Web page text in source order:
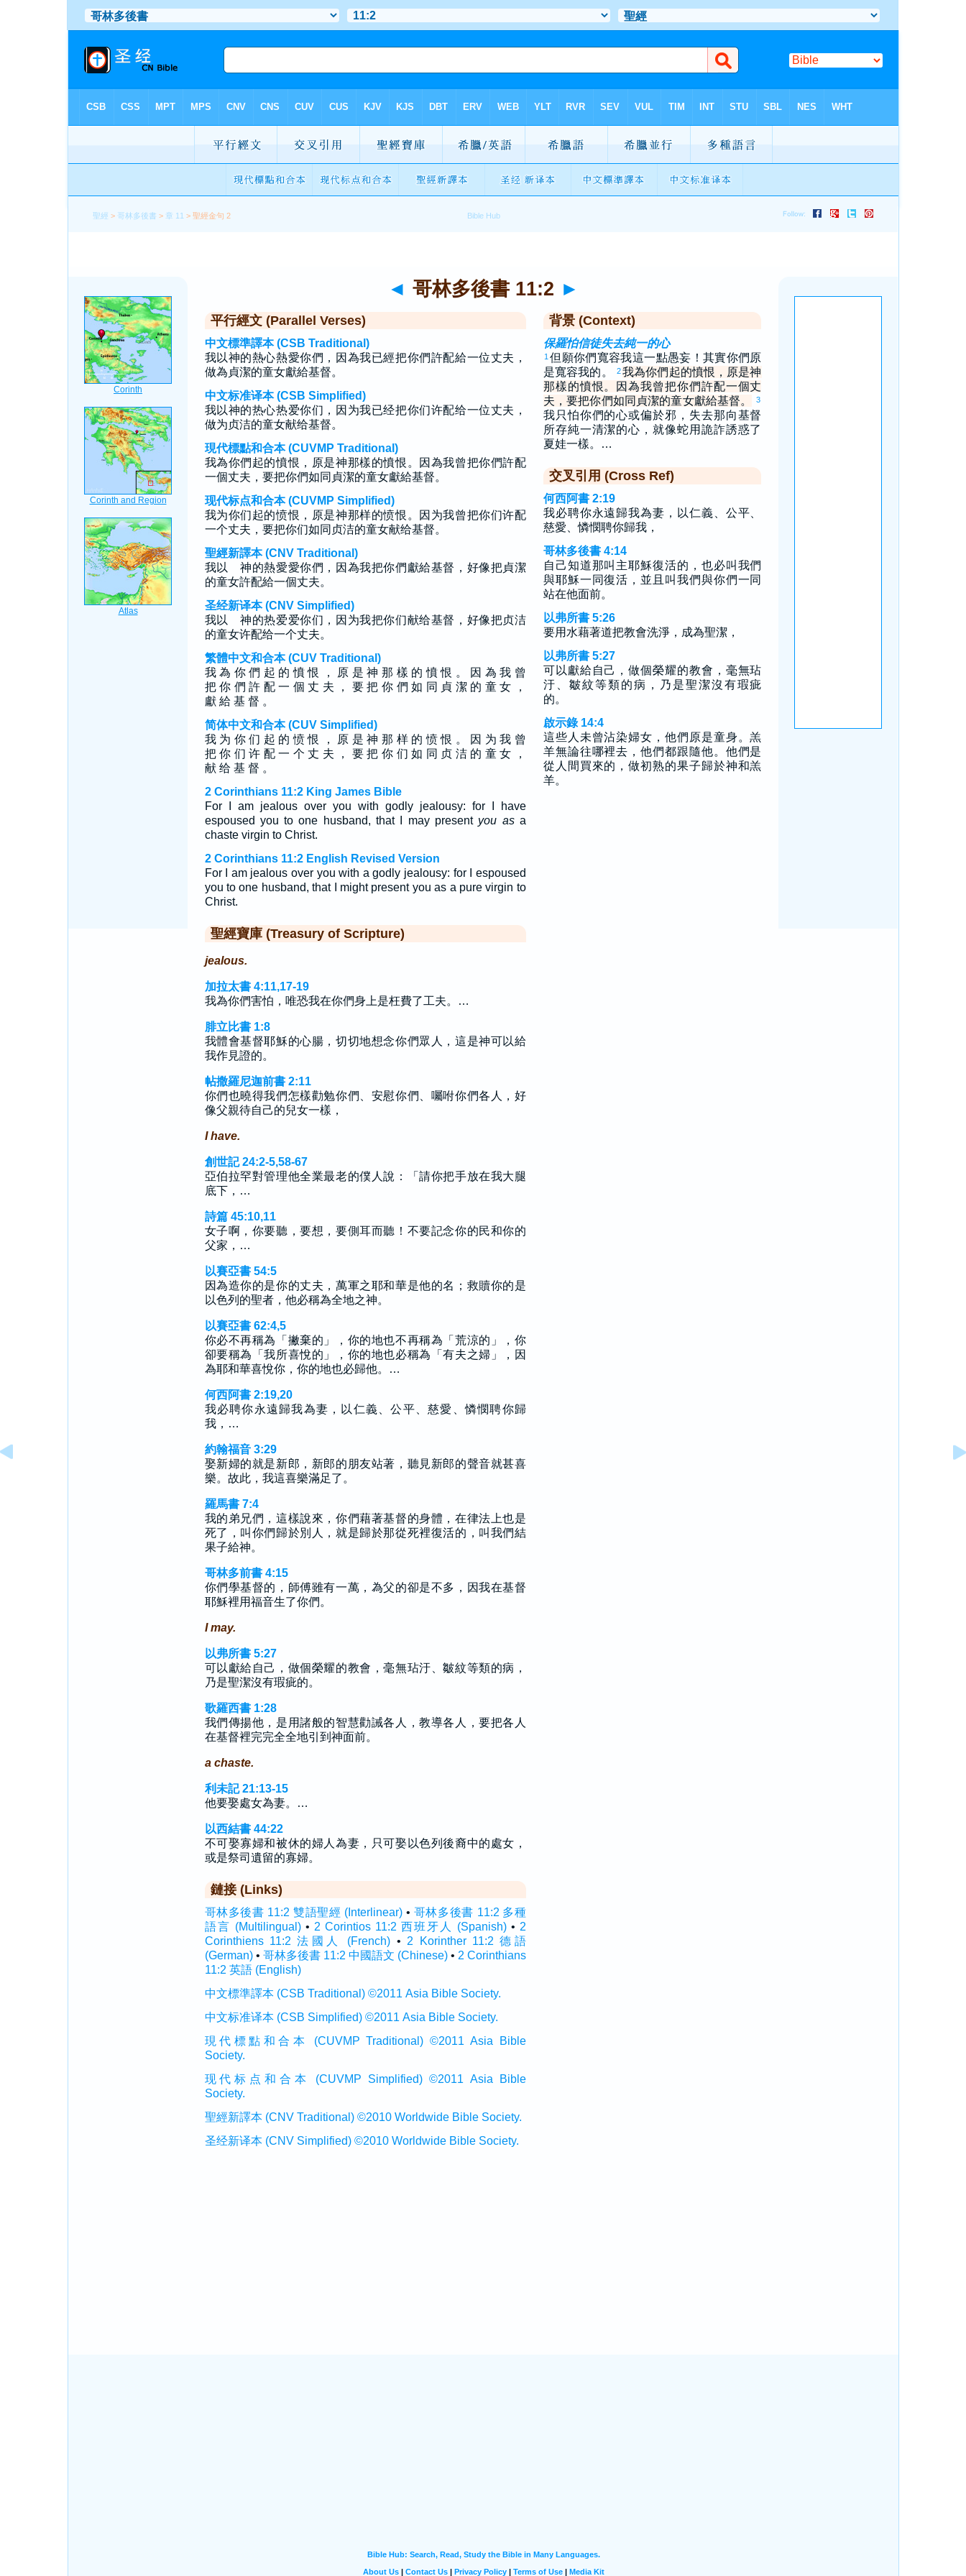
聖經 > 哥林多後書 > 章 11 > 聖經金句 2
◄ 哥林多後書 11:2 ►
平行經文 (Parallel Verses)
中文標準譯本 (CSB Traditional)
我以神的熱心熱愛你們，因為我已經把你們許配給一位丈夫，
做為貞潔的童女獻給基督。
中文标准译本 (CSB Simplified)
我以神的热心热爱你们，因为我已经把你们许配给一位丈夫，
做为贞洁的童女献给基督。
現代標點和合本 (CUVMP Traditional)
我為你們起的憤恨，原是神那樣的憤恨。因為我曾把你們許配
一個丈夫，要把你們如同貞潔的童女獻給基督。
现代标点和合本 (CUVMP Simplified)
我为你们起的愤恨，原是神那样的愤恨。因为我曾把你们许配
一个丈夫，要把你们如同贞洁的童女献给基督。
聖經新譯本 (CNV Traditional)
我以 神的熱愛愛你們，因為我把你們獻給基督，好像把貞潔
的童女許配給一個丈夫。
圣经新译本 (CNV Simplified)
我以 神的热爱爱你们，因为我把你们献给基督，好像把贞洁
的童女许配给一个丈夫。
繁體中文和合本 (CUV Traditional)
我 為 你 們 起 的 憤 恨 ， 原 是 神 那 樣 的 憤 恨 。 因 為 我 曾
把 你 們 許 配 一 個 丈 夫 ， 要 把 你 們 如 同 貞 潔 的 童 女 ，
獻 給 基 督 。
简体中文和合本 (CUV Simplified)
我 为 你 们 起 的 愤 恨 ， 原 是 神 那 样 的 愤 恨 。 因 为 我 曾
把 你 们 许 配 一 个 丈 夫 ， 要 把 你 们 如 同 贞 洁 的 童 女 ，
献 给 基 督 。
2 Corinthians 11:2 King James Bible
For I am jealous over you with godly jealousy: for I have
espoused you to one husband, that I may present you asa
chaste virgin to Christ.
2 Corinthians 11:2 English Revised Version
For I am jealous over you with a godly jealousy: for I espoused
you to one husband, that I might present you as a pure virgin to
Christ.
聖經寶庫 (Treasury of Scripture)
jealous.
加拉太書 4:11,17-19
我為你們害怕，唯恐我在你們身上是枉費了工夫。…
腓立比書 1:8
我體會基督耶穌的心腸，切切地想念你們眾人，這是神可以給
我作見證的。
帖撒羅尼迦前書 2:11
你們也曉得我們怎樣勸勉你們、安慰你們、囑咐你們各人，好
像父親待自己的兒女一樣，
I have.
創世記 24:2-5,58-67
亞伯拉罕對管理他全業最老的僕人說：「請你把手放在我大腿
底下，…
詩篇 45:10,11
女子啊，你要聽，要想，要側耳而聽！不要記念你的民和你的
父家，…
以賽亞書 54:5
因為造你的是你的丈夫，萬軍之耶和華是他的名；救贖你的是
以色列的聖者，他必稱為全地之神。
以賽亞書 62:4,5
你必不再稱為「撇棄的」，你的地也不再稱為「荒涼的」，你
卻要稱為「我所喜悅的」，你的地也必稱為「有夫之婦」，因
為耶和華喜悅你，你的地也必歸他。…
何西阿書 2:19,20
我必聘你永遠歸我為妻，以仁義、公平、慈愛、憐憫聘你歸
我，…
約翰福音 3:29
娶新婦的就是新郎，新郎的朋友站著，聽見新郎的聲音就甚喜
樂。故此，我這喜樂滿足了。
羅馬書 7:4
我的弟兄們，這樣說來，你們藉著基督的身體，在律法上也是
死了，叫你們歸於別人，就是歸於那從死裡復活的，叫我們結
果子給神。
哥林多前書 4:15
你們學基督的，師傅雖有一萬，為父的卻是不多，因我在基督
耶穌裡用福音生了你們。
I may.
以弗所書 5:27
可以獻給自己，做個榮耀的教會，毫無玷汙、皺紋等類的病，
乃是聖潔沒有瑕疵的。
歌羅西書 1:28
我們傳揚他，是用諸般的智慧勸誡各人，教導各人，要把各人
在基督裡完完全全地引到神面前。
a chaste.
利未記 21:13-15
他要娶處女為妻。…
以西結書 44:22
不可娶寡婦和被休的婦人為妻，只可娶以色列後裔中的處女，
或是祭司遺留的寡婦。
鏈接 (Links)
哥林多後書 11:2 雙語聖經 (Interlinear) • 哥林多後書 11:2 多種
語言 (Multilingual)• 2 Corintios 11:2 西班牙人 (Spanish)• 2
Corinthiens 11:2 法國人 (French) • 2 Korinther 11:2 德語
(German)• 哥林多後書 11:2 中國語文 (Chinese)• 2 Corinthians
11:2 英語 (English)
中文標準譯本 (CSB Traditional) ©2011 Asia Bible Society.
中文标准译本 (CSB Simplified) ©2011 Asia Bible Society.
現代標點和合本 (CUVMP Traditional) ©2011 Asia Bible
Society.
现代标点和合本 (CUVMP Simplified) ©2011 Asia Bible
Society.
聖經新譯本 (CNV Traditional) ©2010 Worldwide Bible Society.
圣经新译本 (CNV Simplified) ©2010 Worldwide Bible Society.
背景 (Context)
保羅怕信徒失去純一的心
1 但願你們寬容我這一點愚妄！其實你們原
是寬容我的。
2我為你們起的憤恨，原是神
那樣的憤恨。因為我曾把你們許配一個丈
夫，要把你們如同貞潔的童女獻給基督。
3
我只怕你們的心或偏於邪，失去那向基督
所存純一清潔的心，就像蛇用詭詐誘惑了
夏娃一樣。…
交叉引用 (Cross Ref)
何西阿書 2:19
我必聘你永遠歸我為妻，以仁義、公平、
慈愛、憐憫聘你歸我，
哥林多後書 4:14
自己知道那叫主耶穌復活的，也必叫我們
與耶穌一同復活，並且叫我們與你們一同
站在他面前。
以弗所書 5:26
要用水藉著道把教會洗淨，成為聖潔，
以弗所書 5:27
可以獻給自己，做個榮耀的教會，毫無玷
汙、皺紋等類的病，乃是聖潔沒有瑕疵
的。
啟示錄 14:4
這些人未曾沾染婦女，他們原是童身。羔
羊無論往哪裡去，他們都跟隨他。他們是
從人間買來的，做初熟的果子歸於神和羔
羊。